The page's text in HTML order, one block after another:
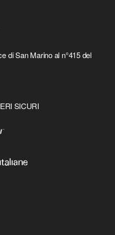
di San Marino al n°415 del
SICURI